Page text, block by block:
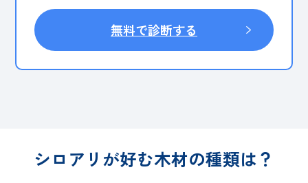
無料で診断する
シロアリが好む木材の種類は？